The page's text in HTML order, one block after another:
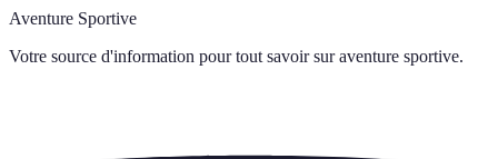
Aventure Sportive
Votre source d'information pour tout savoir sur aventure sportive.